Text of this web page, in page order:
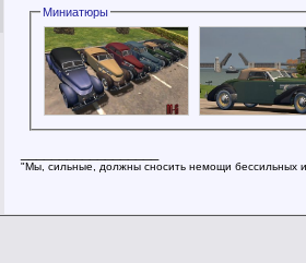
Миниатюры
"Мы, сильные, должны сносить немощи бессильных